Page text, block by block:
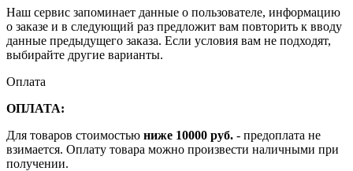
Наш сервис запоминает данные о пользователе, информацию
о заказе и в следующий раз предложит вам повторить к вводу
данные предыдущего заказа. Если условия вам не подходят,
выбирайте другие варианты.
Оплата
ОПЛАТА:
Для товаров стоимостью ниже 10000 руб. - предоплата не
взимается. Оплату товара можно произвести наличными при
получении.